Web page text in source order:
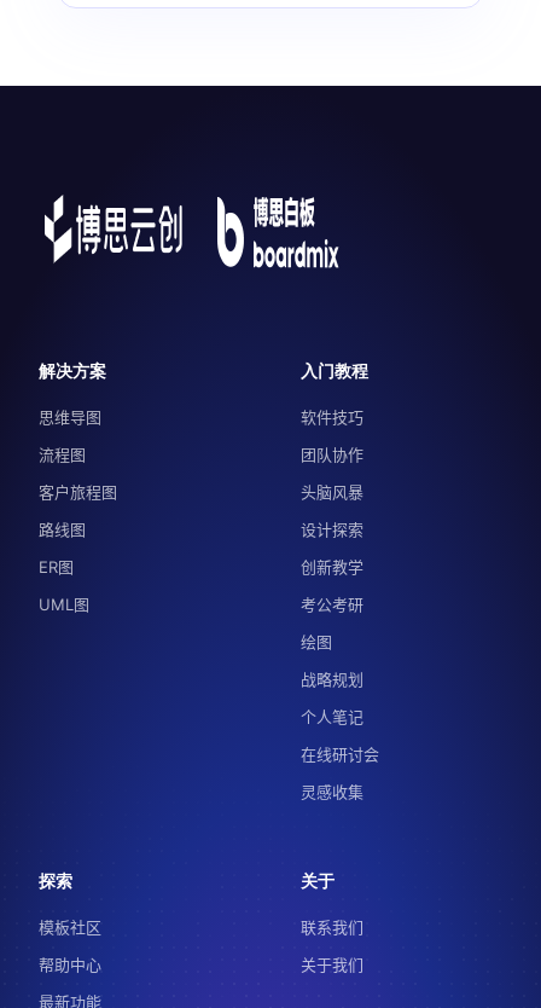
解决方案
思维导图
流程图
客户旅程图
路线图
ER图
UML图
入门教程
软件技巧
团队协作
头脑风暴
设计探索
创新教学
考公考研
绘图
战略规划
个人笔记
在线研讨会
灵感收集
探索
模板社区
帮助中心
最新功能
关于
联系我们
关于我们